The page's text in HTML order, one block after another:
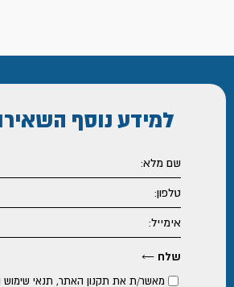
למידע נוסף
מאשר/ת את תקנון האתר, תנאי שימוש